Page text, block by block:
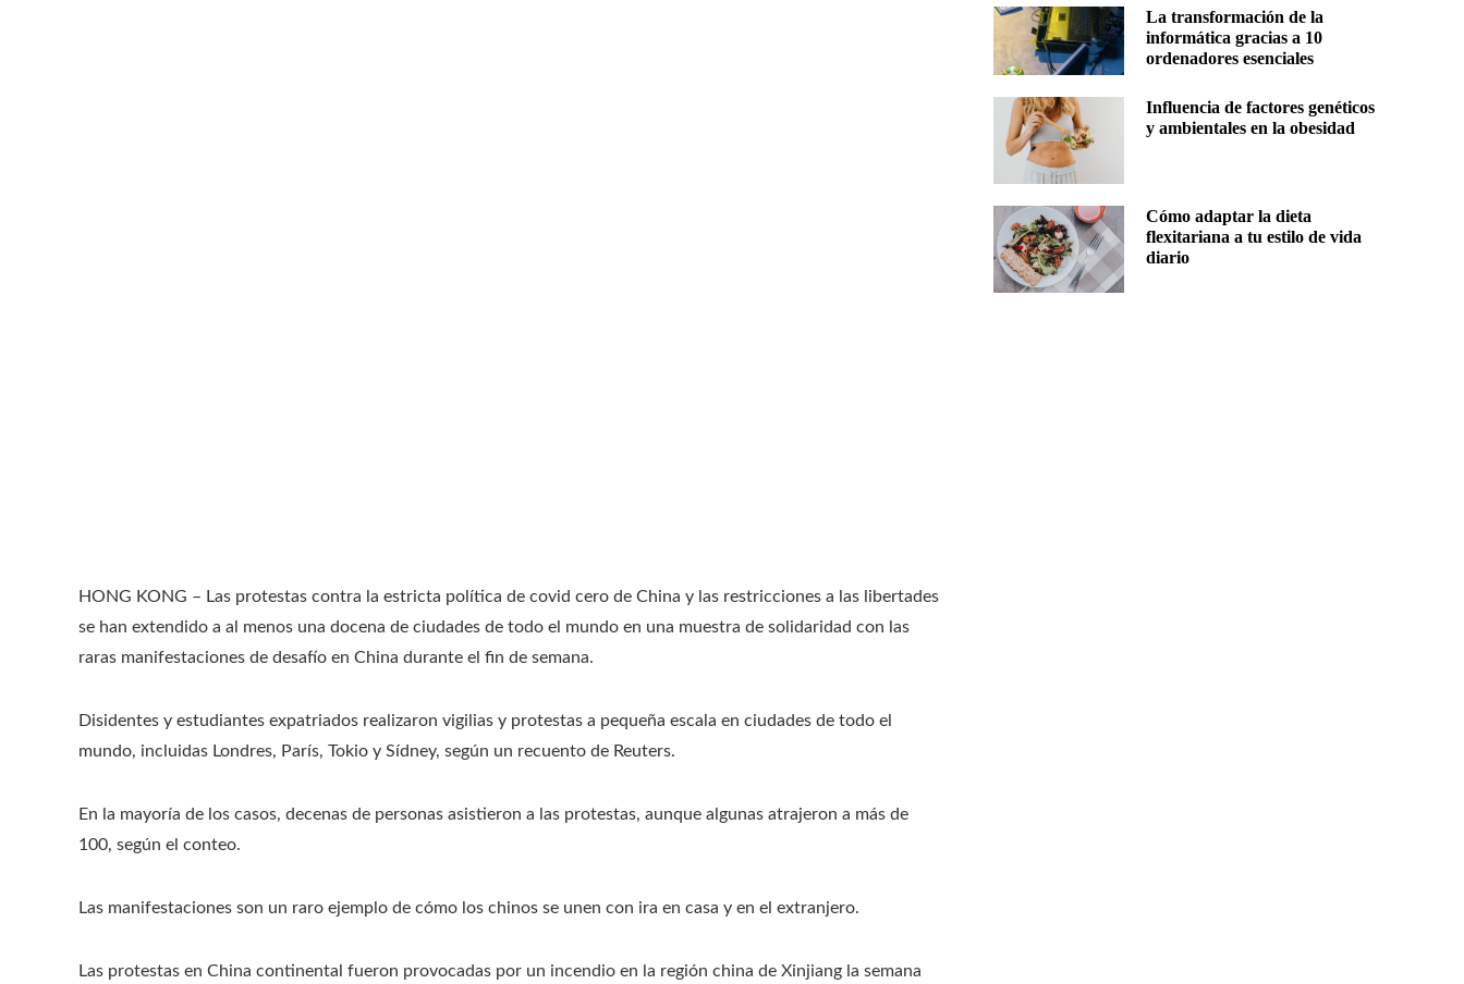
HONG KONG – Las protestas contra la estricta política de covid cero de China y las restricciones a las libertades
se han extendido a al menos una docena de ciudades de todo el mundo en una muestra de solidaridad con las
raras manifestaciones de desafío en China durante el fin de semana.
Disidentes y estudiantes expatriados realizaron vigilias y protestas a pequeña escala en ciudades de todo el
mundo, incluidas Londres, París, Tokio y Sídney, según un recuento de Reuters.
En la mayoría de los casos, decenas de personas asistieron a las protestas, aunque algunas atrajeron a más de
100, según el conteo.
Las manifestaciones son un raro ejemplo de cómo los chinos se unen con ira en casa y en el extranjero.
Las protestas en China continental fueron provocadas por un incendio en la región china de Xinjiang la semana
La transformación de la
informática gracias a 10
ordenadores esenciales
Influencia de factores genéticos
y ambientales en la obesidad
Cómo adaptar la dieta
flexitariana a tu estilo de vida
diario